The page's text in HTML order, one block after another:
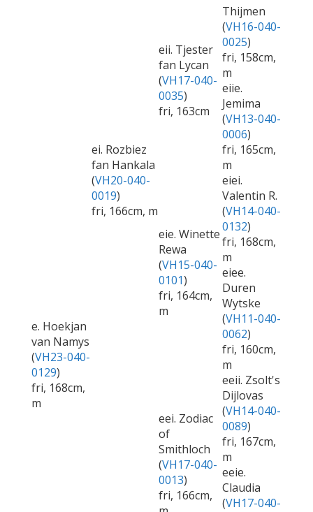
e. Hoekjan
van Namys
(VH23-040-
0129)
fri, 168cm,
m
ei. Rozbiez
fan Hankala
(VH20-040-
0019)
fri, 166cm, m
eii. Tjester
fan Lycan
(VH17-040-
0035)
fri, 163cm
Thijmen
(VH16-040-
0025)
fri, 158cm,
m
eiie.
Jemima
(VH13-040-
0006)
fri, 165cm,
m
eie. Winette
Rewa
(VH15-040-
0101)
fri, 164cm,
m
eiei.
Valentin R.
(VH14-040-
0132)
fri, 168cm,
m
eiee.
Duren
Wytske
(VH11-040-
0062)
fri, 160cm,
m
eei. Zodiac
of
Smithloch
(VH17-040-
0013)
fri, 166cm,
eeii. Zsolt's
Dijlovas
(VH14-040-
0089)
fri, 167cm,
m
eeie.
Claudia
(VH17-040-